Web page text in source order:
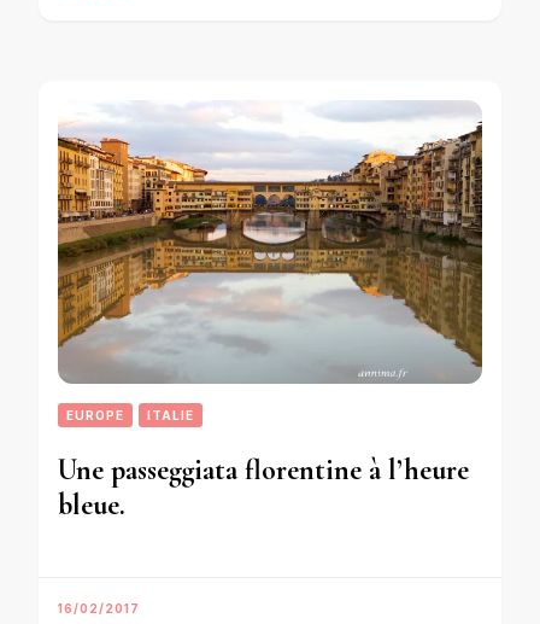
EUROPE ITALIE
Une passeggiata florentine à l’heure
bleue.
16/02/2017